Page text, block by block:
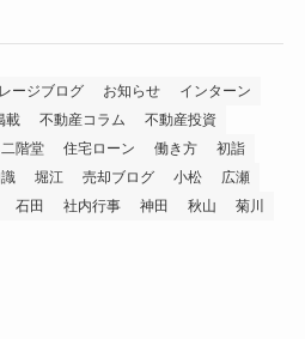
ージブログ お知らせ
インターン
載 不動産コラム
不動産投資
二階堂 住宅ローン 働き方
初詣
堀江 売却ブログ 小松
広瀬
石田 社内行事 神田 秋山
菊川